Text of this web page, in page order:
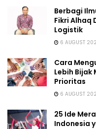
Berbagi
Fikri Alhaq
Logistik
6 AUGUST
Cara
Lebih Bijak
Prioritas
6 AUGUST
25 Ide
Indonesia